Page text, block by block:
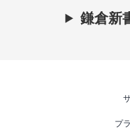
鎌倉新
プ